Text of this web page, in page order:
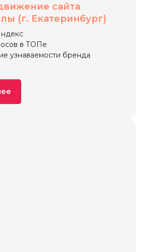
сайта
(г. Екатеринбург)
в ТОПе
узнаваемости бренда